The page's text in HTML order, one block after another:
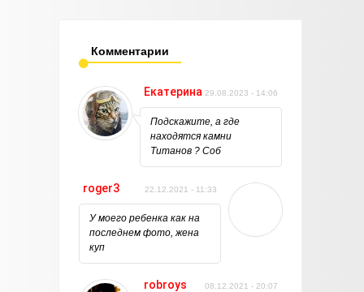
Комментарии
Екатерина 29.08.2023 - 14:06
Подскажите, а где
находятся камни
Титанов ? Соб
roger3 22.12.2021 - 11:33
У моего ребенка как на
последнем фото, жена
куп
robroys 08.12.2021 - 20:07